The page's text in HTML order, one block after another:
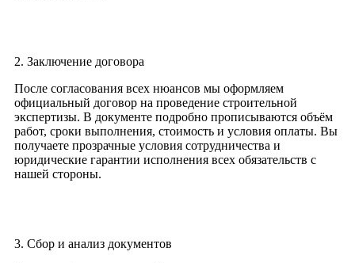
2. Заключение договора
После согласования всех нюансов мы оформляем
официальный договор на проведение строительной
экспертизы. В документе подробно прописываются объём
работ, сроки выполнения, стоимость и условия оплаты. Вы
получаете прозрачные условия сотрудничества и
юридические гарантии исполнения всех обязательств с
нашей стороны.
3. Сбор и анализ документов